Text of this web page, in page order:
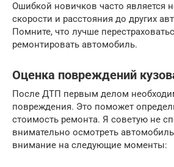
Ошибкой новичков часто является
скорости и расстояния до других
Помните, что лучше
ремонтировать автомобиль.
Оценка повреждений
После ДТП первым делом
повреждения. Это поможет
стоимость ремонта. Я советую не
внимательно осмотреть
внимание на следующие моменты: